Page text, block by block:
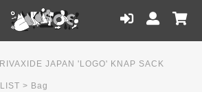
RIVAXIDE JAPAN 'LOGO' KNAP SACK
> Bag